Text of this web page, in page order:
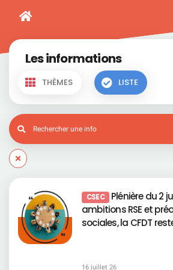
Les informations
THÈMES LISTE
CSEC Plénière du 2
ambitions RSE et
sociales, la CFDT
16 juillet 26